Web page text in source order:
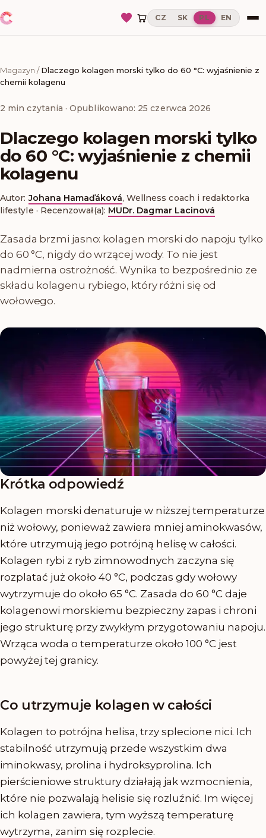
CZ SK PL EN
Magazyn /Dlaczego kolagen morski tylko do 60 °C: wyjaśnienie z
chemii kolagenu
2 min czytania · Opublikowano: 25 czerwca 2026
Dlaczego kolagen morski tylko
do 60 °C: wyjaśnienie z chemii
kolagenu
Autor: Johana Hamaďáková, Wellness coach i redaktorka
lifestyle · Recenzował(a): MUDr. Dagmar Lacinová
Zasada brzmi jasno: kolagen morski do napoju tylko
do 60 °C, nigdy do wrzącej wody. To nie jest
nadmierna ostrożność. Wynika to bezpośrednio ze
składu kolagenu rybiego, który różni się od
wołowego.
Krótka odpowiedź
Kolagen morski denaturuje w niższej temperaturze
niż wołowy, ponieważ zawiera mniej aminokwasów,
które utrzymują jego potrójną helisę w całości.
Kolagen rybi z ryb zimnowodnych zaczyna się
rozplatać już około 40 °C, podczas gdy wołowy
wytrzymuje do około 65 °C. Zasada do 60 °C daje
kolagenowi morskiemu bezpieczny zapas i chroni
jego strukturę przy zwykłym przygotowaniu napoju.
Wrząca woda o temperaturze około 100 °C jest
powyżej tej granicy.
Co utrzymuje kolagen w całości
Kolagen to potrójna helisa, trzy splecione nici. Ich
stabilność utrzymują przede wszystkim dwa
iminokwasy, prolina i hydroksyprolina. Ich
pierścieniowe struktury działają jak wzmocnienia,
które nie pozwalają helisie się rozluźnić. Im więcej
ich kolagen zawiera, tym wyższą temperaturę
wytrzyma, zanim się rozplecie.